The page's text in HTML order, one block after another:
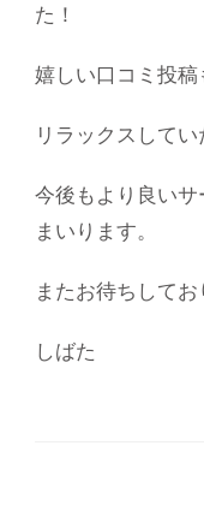
た！
嬉しい口コミ投稿
リラックスして
今後もより良い
まいります。
またお待ちしてお
しばた